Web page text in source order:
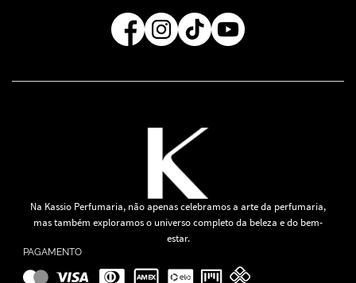
Regra de Frete Grátis
Na Kassio Perfumaria, não apenas celebramos a arte da perfumaria,
mas também exploramos o universo completo da beleza e do bem-
estar.
PAGAMENTO